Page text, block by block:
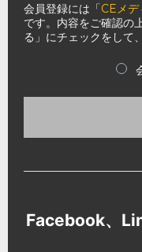
会員登録には「CEメデ
です。内容をご確認の
る」にチェックをして
Facebook、